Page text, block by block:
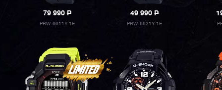
79 990P
PRW-6611Y-1E
49 990P
PRW-6621Y-1E